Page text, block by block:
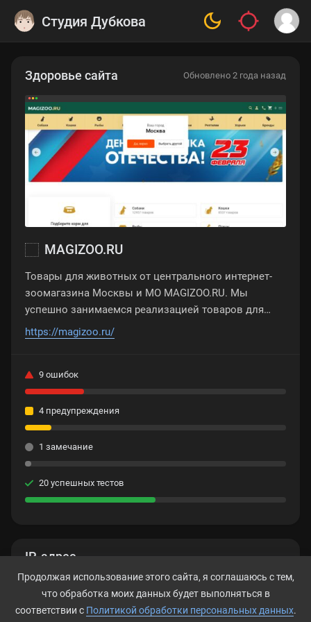
Студия Дубкова
IP-адрес
77.223.103.59
Здоровье сайта Обновлено 2 года назад
MAGIZOO.RU
Товары для животных от центрального интернет-
зоомагазина Москвы и МО MAGIZOO.RU. Мы
успешно занимаемся реализацией товаров для
собак, кошек, птиц, рыб, грызунов и даже рептилий
по ценам на 10–20 % ниже сложившихся на рынке.
Акции, доставка заказов на дом в удобное время.
https://magizoo.ru/
9 ошибок
4 предупреждения
1 замечание
20 успешных тестов
Продолжая использование этого сайта, я соглашаюсь с тем,
что обработка моих данных будет выполняться в
соответствии с Политикой обработки персональных данных.